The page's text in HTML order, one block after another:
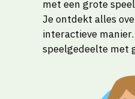
met een grote
Je ontdekt alles
interactieve manier.
speelgedeelte met